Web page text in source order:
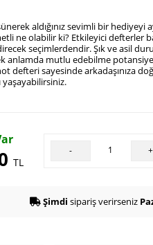
aldığınız sevimli bir
ne olabilir ki? Etkileyici defterler
seçimlerdendir. Şık ve asil
anlamda mutlu edebilme
defteri sayesinde arkadaşınıza
yaşayabilirsiniz.
TL
- +
Şimdi sipariş verirseniz